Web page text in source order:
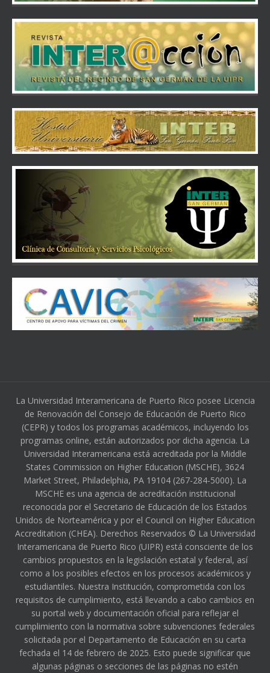
La Universidad Interamericana de Puerto Rico posee Licencia
de Renovación del Consejo de Educación de Puerto Rico
(CEPR) y todos los programas académicos, incluyendo los
programas online, están autorizados por dicha agencia. La
Universidad Interamericana está acreditada por la Middle
States Commission on Higher Education (MSCHE), 3624
Market Street, Philadelphia, PA 19104 (267-284-5000). La
MSCHE es una agencia de acreditación institucional
reconocida por el Secretario de Educación de los Estados
Unidos de Norteamérica y por el Council on Higher Education
Accreditation (CHEA). Derechos Reservados © La Universidad
Interamericana de Puerto Rico (UIPR) está consciente de los
cambios propuestos en la legislación estatal y federal, así
como a los posibles efectos en los procesos académicos y
estudiantiles. Nuestra Institución, comprometida con los
requisitos de cumplimiento, está llevando a cabo cambios en
su portal web y documentación oficial para reflejar el
cumplimiento con la normativa sobre subvenciones federales
solicitada por el Departamento de Educación en su carta
fechada el 14 de febrero de 2025. Esto puede significar que
algunas páginas o secciones de las páginas no estén